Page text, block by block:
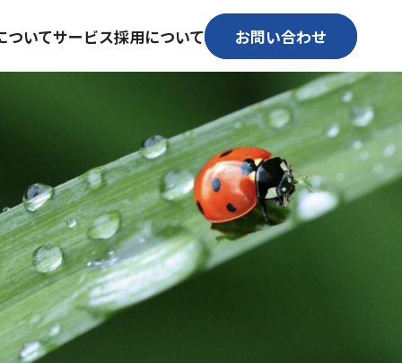
ついてサービス採用について お問い合わせ